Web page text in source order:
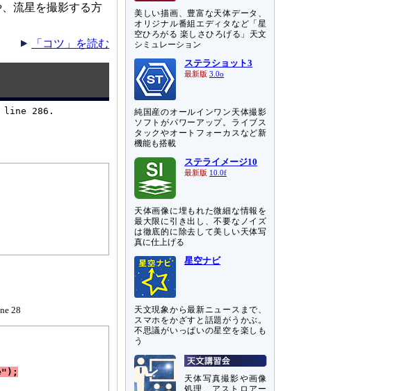
流星を撮影する方
「コツ」を読む
line 286.
28
美しい描画、豊富な天体データ、
オリジナル番組エディタなど「星
空ひろがる 楽しさひろげる」天文
シミュレーション
ステラショット3
最新版 3.0o
純国産のオールインワン天体撮影
ソフトがパワーアップ。ライブス
タックやオートフォーカスなど新
機能も搭載
ステライメージ10
最新版 10.0f
天体画像に埋もれた微細な情報を
最大限に引き出し、不要なノイズ
は徹底的に除去して美しい天体写
真に仕上げる
星空ナビ
天文現象から最新ニュースまで、
スマホをかざすと話題がうかぶ。
不思議がいっぱいの星空を楽しも
う
天体写真撮影や画像
処理、アストロアー